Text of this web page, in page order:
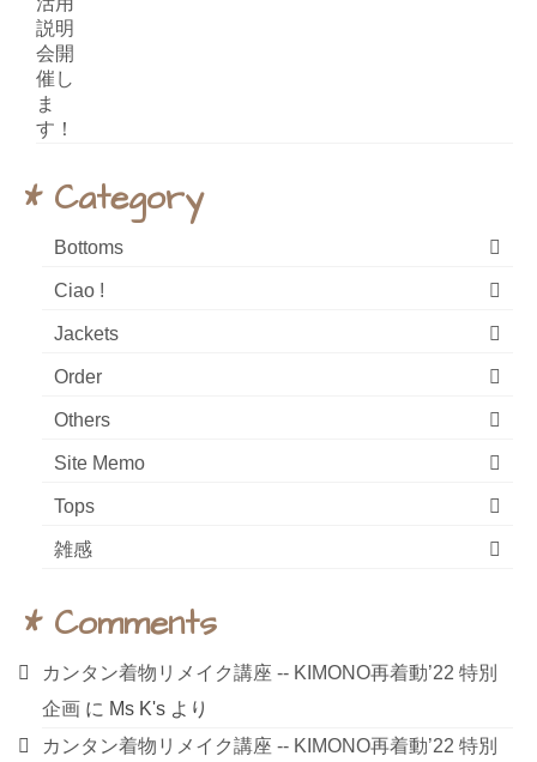
* Category
Bottoms
Ciao !
Jackets
Order
Others
Site Memo
Tops
雑感
* Comments
カンタン着物リメイク講座 ‐‐ KIMONO再着動’22 特別
企画 に Ms K's より
カンタン着物リメイク講座 ‐‐ KIMONO再着動’22 特別